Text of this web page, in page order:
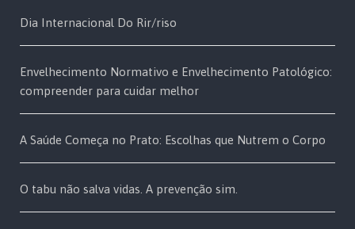
Dia Internacional Do Rir/riso
Envelhecimento Normativo e Envelhecimento Patológico:
compreender para cuidar melhor
A Saúde Começa no Prato: Escolhas que Nutrem o Corpo
O tabu não salva vidas. A prevenção sim.